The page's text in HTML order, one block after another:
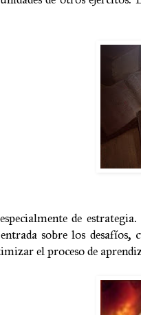
de
sobre los
el proceso de